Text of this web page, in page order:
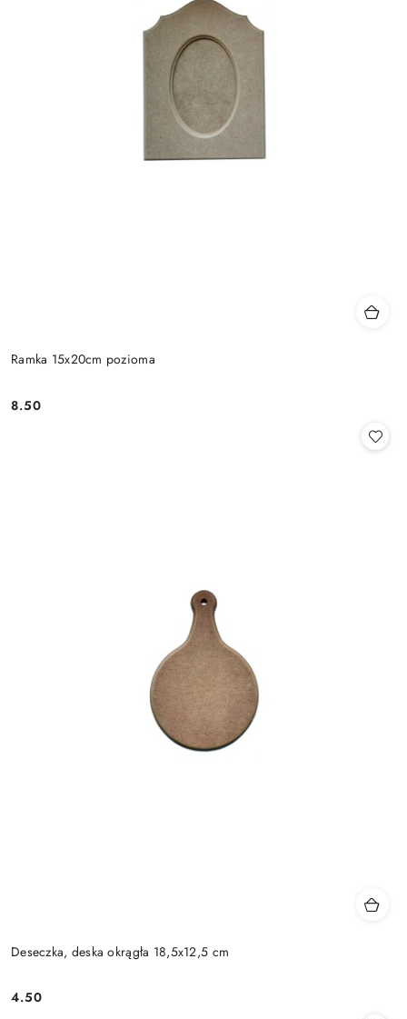
Ramka 15x20cm pozioma
Cena:
8.50
Deseczka, deska okrągła 18,5x12,5 cm
Cena:
4.50